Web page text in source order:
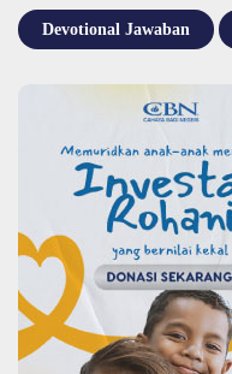
Devotional Jawaban